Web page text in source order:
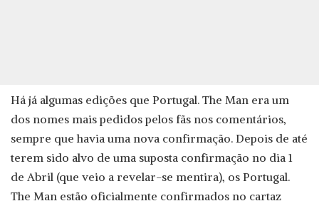
Há já algumas edições que Portugal. The Man era um
dos nomes mais pedidos pelos fãs nos comentários,
sempre que havia uma nova confirmação. Depois de até
terem sido alvo de uma suposta confirmação no dia 1
de Abril (que veio a revelar-se mentira), os Portugal.
The Man estão oficialmente confirmados no cartaz